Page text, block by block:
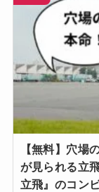
【無料】穴場
が見られる立
立飛』のコン